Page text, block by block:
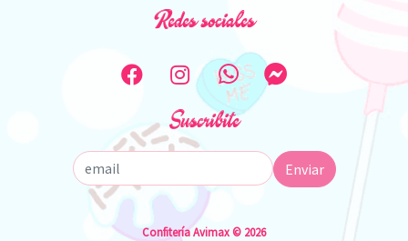
Redes sociales
Suscribite
Enviar
Confitería Avimax © 2026